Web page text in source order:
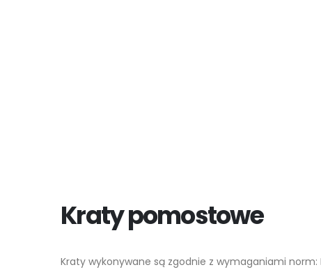
Kraty pomostowe
Kraty wykonywane są zgodnie z wymaganiami norm: